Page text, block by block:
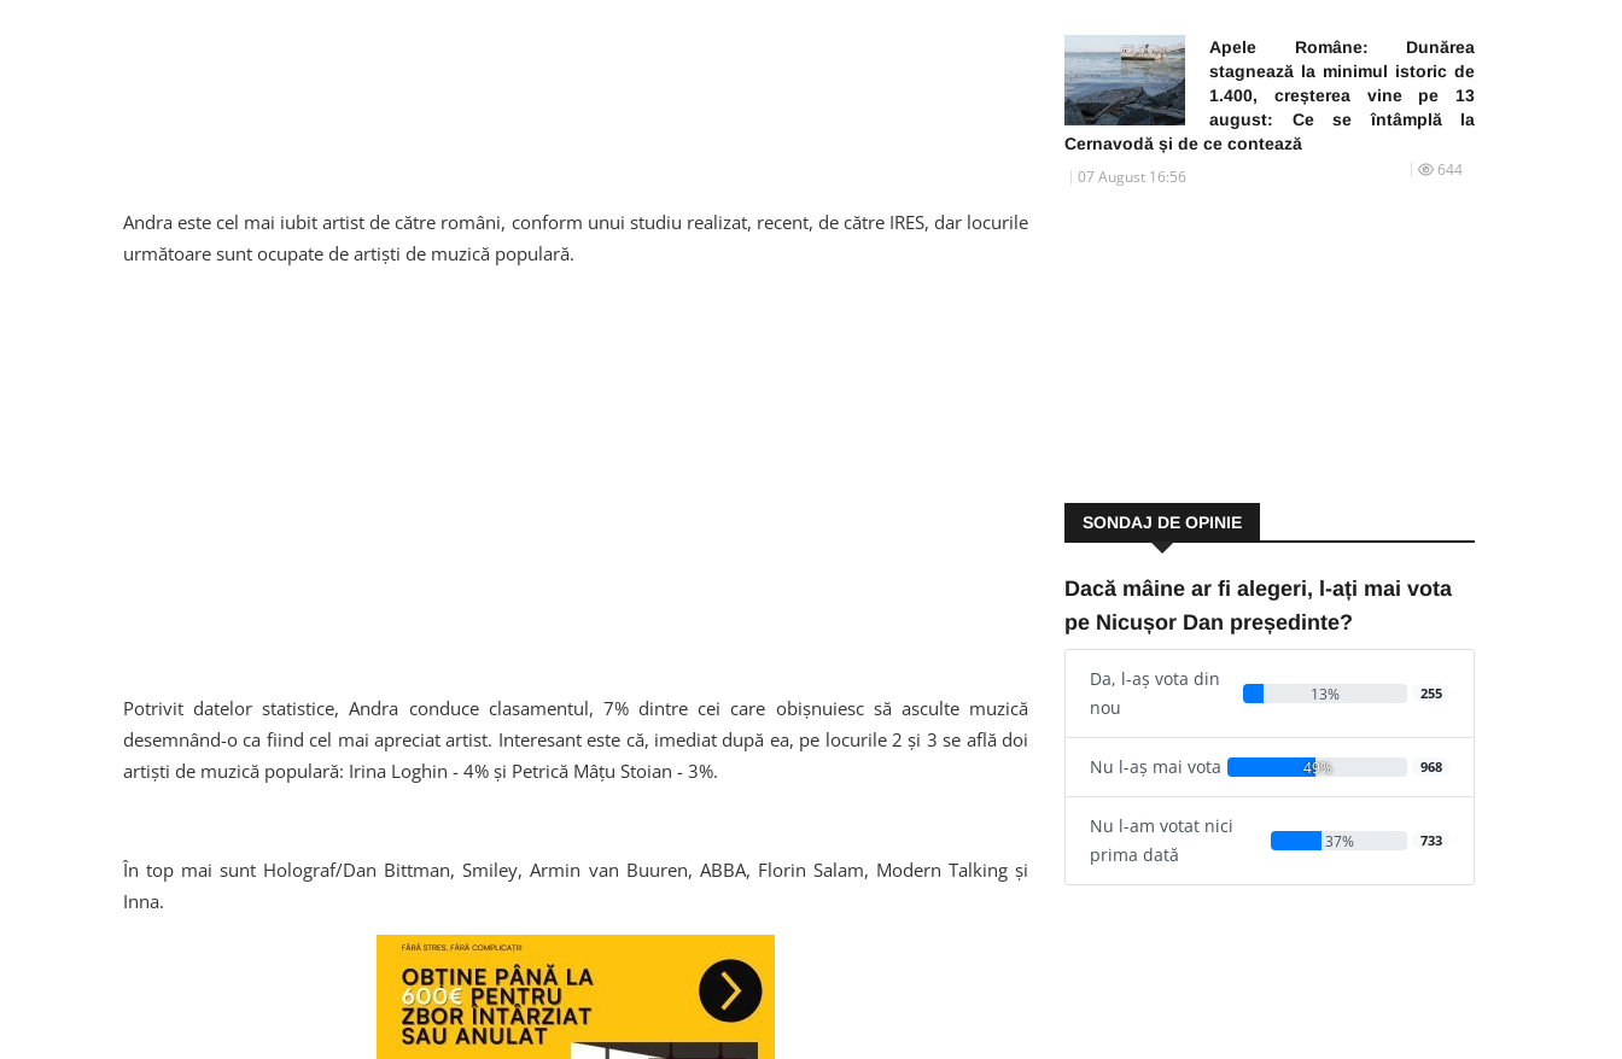
Andra este cel mai iubit artist de către români, conform unui studiu realizat, recent, de către IRES, dar locurile
următoare sunt ocupate de artiști de muzică populară.
Potrivit datelor statistice, Andra conduce clasamentul, 7% dintre cei care obişnuiesc să asculte muzică
desemnând-o ca fiind cel mai apreciat artist. Interesant este că, imediat după ea, pe locurile 2 şi 3 se află doi
artişti de muzică populară: Irina Loghin - 4% şi Petrică Mâţu Stoian - 3%.
În top mai sunt Holograf/Dan Bittman, Smiley, Armin van Buuren, ABBA, Florin Salam, Modern Talking şi
Inna.
Apele Române: Dunărea
stagnează la minimul istoric de
1.400, creșterea vine pe 13
august: Ce se întâmplă la
Cernavodă și de ce contează
07 August 16:56 644
SONDAJ DE OPINIE
Dacă mâine ar fi alegeri, l-ați mai vota
pe Nicușor Dan președinte?
Da, l-aș vota din
nou
13% 255
Nu l-aș mai vota 49% 968
Nu l-am votat nici
prima dată
37% 733